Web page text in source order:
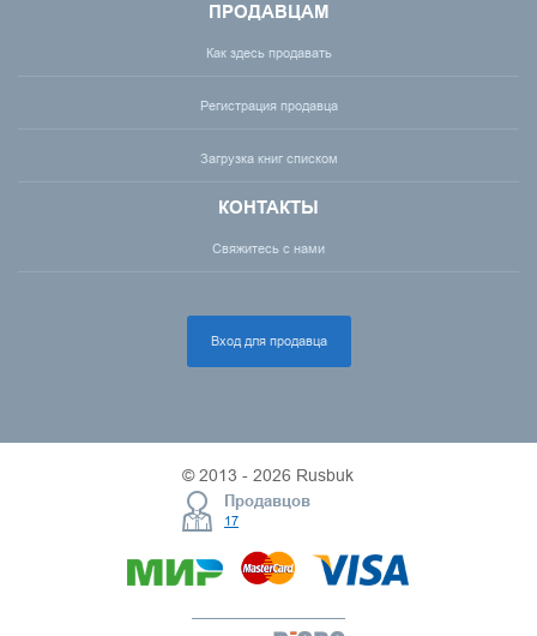
ПРОДАВЦАМ
Как здесь продавать
Регистрация продавца
Загрузка книг списком
КОНТАКТЫ
Свяжитесь с нами
Вход для продавца
© 2013 - 2026 Rusbuk
Продавцов
17